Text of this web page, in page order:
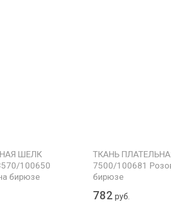
ШЕЛК
100650
бирюзе
ТКАНЬ
7500/100681
бирюзе
782 руб.